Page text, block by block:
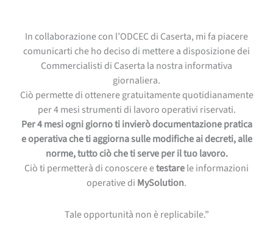
In collaborazione con l’ODCEC di Caserta, mi fa piacere
comunicarti che ho deciso di mettere a disposizione dei
Commercialisti di Caserta la nostra informativa
giornaliera.
Ciò permette di ottenere gratuitamente quotidianamente
per 4 mesi strumenti di lavoro operativi riservati.
Per 4 mesi ogni giorno ti invierò documentazione pratica
e operativa che ti aggiorna sulle modifiche ai decreti, alle
norme, tutto ciò che ti serve per il tuo lavoro.
Ciò ti permetterà di conoscere etestarele informazioni
operative di MySolution.
Tale opportunità non è replicabile.”